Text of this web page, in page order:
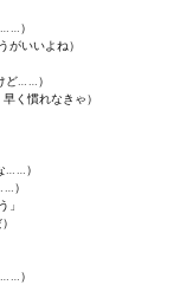
）
がいいよね）
ど……）
く慣れなきゃ）
……）
）
」
）